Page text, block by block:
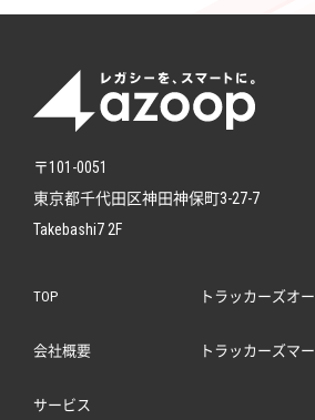
〒101-0051
東京都千代田区神田神保町3-27-7
Takebashi7 2F
TOP
会社概要
サービス
トラッカーズオ
トラッカーズマ